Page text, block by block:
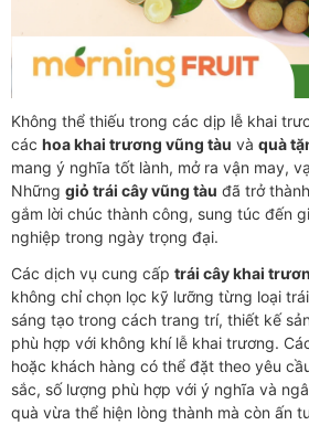
Không thể thiếu trong các dịp lễ khai
các hoa khai trương vũng tàu và quà
mang ý nghĩa tốt lành, mở ra vận may,
Những giỏ trái cây vũng tàu đã trở
gắm lời chúc thành công, sung túc đến
nghiệp trong ngày trọng đại.
Các dịch vụ cung cấp trái cây khai
không chỉ chọn lọc kỹ lưỡng từng loại
sáng tạo trong cách trang trí, thiết kế
phù hợp với không khí lễ khai trương.
hoặc khách hàng có thể đặt theo yêu
sắc, số lượng phù hợp với ý nghĩa và
quà vừa thể hiện lòng thành mà còn ấn